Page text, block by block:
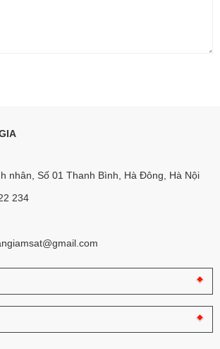
nhân, Số 01 Thanh Bình, Hà Đông, Hà Nội
234